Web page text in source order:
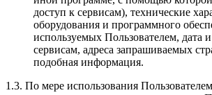
доступ к сервисам), технические
оборудования и программного
используемых Пользователем, дата
сервисам, адреса запрашиваемых
подобная информация.
1.3. По мере использования